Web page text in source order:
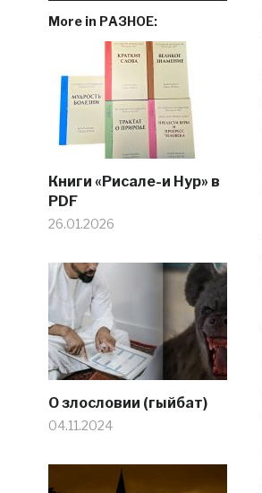
More in РАЗНОЕ:
Книги «Рисале-и Нур» в
PDF
26.01.2026
О злословии (гыйбат)
04.11.2024